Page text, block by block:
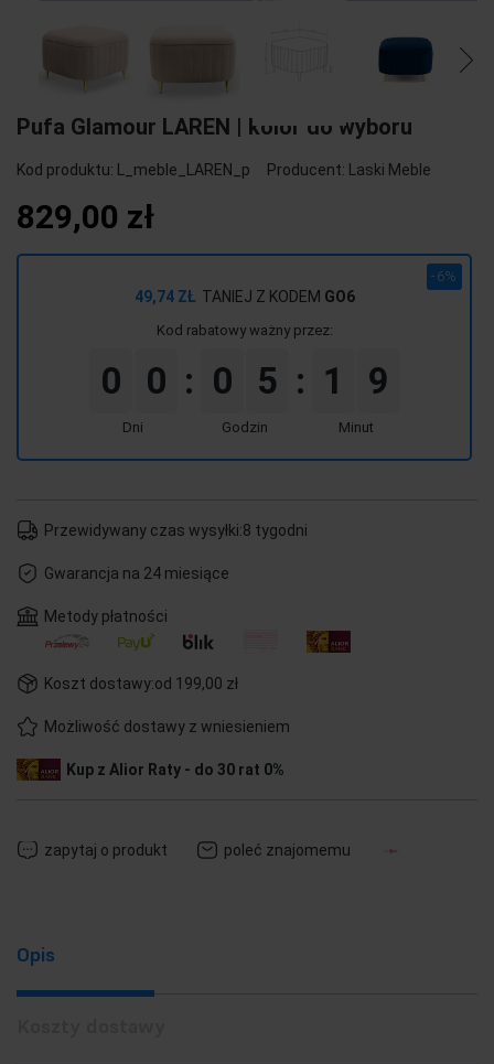
Pufa Glamour LAREN | kolor do wyboru
Kod produktu: L_meble_LAREN_p Producent: Laski Meble
829,00 zł
49,74 ZŁ TANIEJ Z KODEM GO6
Kod rabatowy ważny przez:
-6%
0 0
Dni
: 0 5
Godzin
: 1 9
Minut
Przewidywany czas wysyłki:8 tygodni
Gwarancja na 24 miesiące
Metody płatności
Koszt dostawy:od 199,00 zł
Możliwość dostawy z wniesieniem
Kup z Alior Raty - do 30 rat 0%
zapytaj o produkt poleć znajomemu
Opis